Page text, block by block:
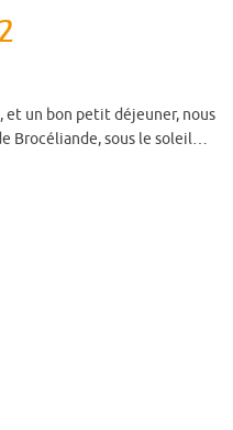
et un bon petit déjeuner, nous
Brocéliande, sous le soleil…